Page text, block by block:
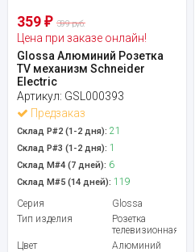
359 ₽ 399 руб.
Цена при заказе онлайн!
Glossa Алюминий Розетка
TV механизм Schneider
Electric
Артикул: GSL000393
Предзаказ
Склад Р#2 (1-2 дня): 21
Склад Р#3 (1-2 дня): 1
Склад М#4 (7 дней): 6
Склад М#5 (14 дней): 119
Серия
Glossa
Тип изделия
Розетка
телевизионная
Цвет
Алюминий